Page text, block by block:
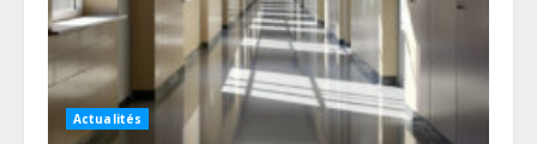
Actualités